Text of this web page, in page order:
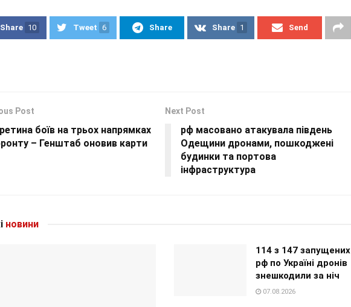
Share 10 Tweet 6 Share Share 1 Send
Post
боїв на трьох напрямках
– Генштаб оновив карти
Next Post
рф масовано атакувала південь
Одещини дронами, пошкоджені
будинки та портова
інфраструктура
новини
114 з 147 запущених
рф по Україні дронів
знешкодили за ніч
07.08.2026